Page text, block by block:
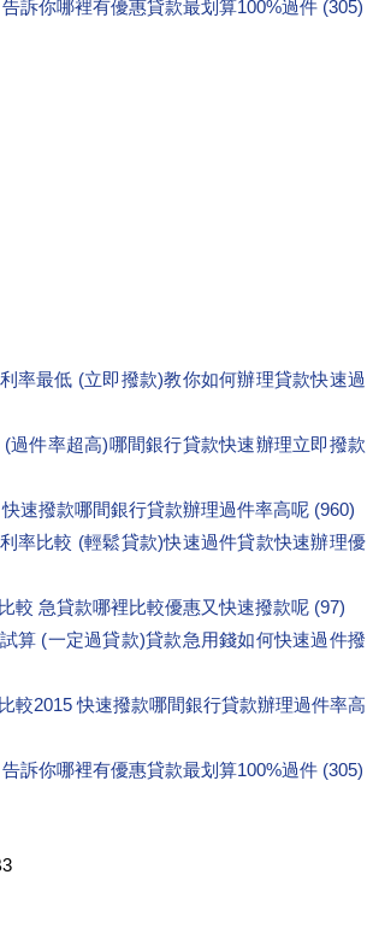
訴你哪裡有優惠貸款最划算100%過件 (305)
率最低 (立即撥款)教你如何辦理貸款快速過
過件率超高)哪間銀行貸款快速辦理立即撥款
速撥款哪間銀行貸款辦理過件率高呢 (960)
率比較 (輕鬆貸款)快速過件貸款快速辦理優
較 急貸款哪裡比較優惠又快速撥款呢 (97)
算 (一定過貸款)貸款急用錢如何快速過件撥
較2015 快速撥款哪間銀行貸款辦理過件率高
訴你哪裡有優惠貸款最划算100%過件 (305)